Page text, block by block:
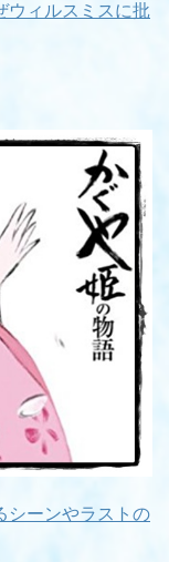
ウィルスミスに批
シーンやラストの